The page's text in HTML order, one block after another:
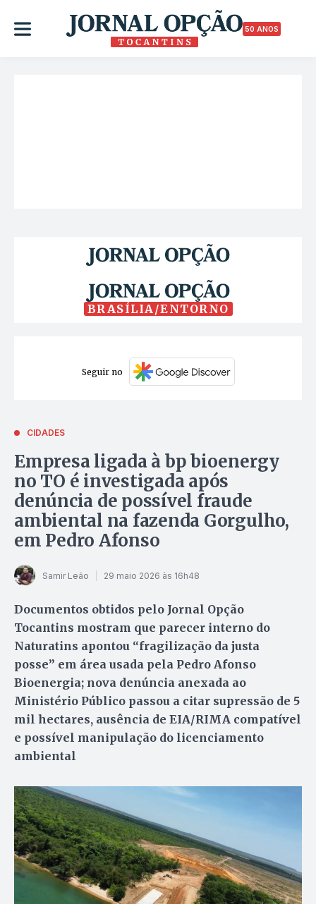
50 ANOS
BRASÍLIA/ENTORNO
Seguir no
CIDADES
Empresa ligada à bp bioenergy
no TO é investigada após
denúncia de possível fraude
ambiental na fazenda Gorgulho,
em Pedro Afonso
Samir Leão 29 maio 2026 às 16h48
Documentos obtidos pelo Jornal Opção
Tocantins mostram que parecer interno do
Naturatins apontou “fragilização da justa
posse” em área usada pela Pedro Afonso
Bioenergia; nova denúncia anexada ao
Ministério Público passou a citar supressão de 5
mil hectares, ausência de EIA/RIMA compatível
e possível manipulação do licenciamento
ambiental